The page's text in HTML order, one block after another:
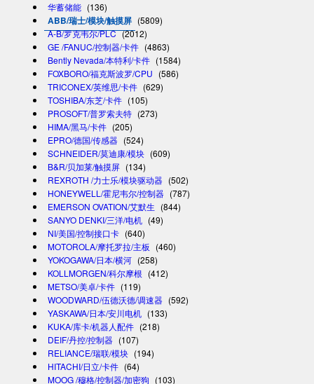
华蓄储能 (136)
ABB/瑞士/模块/触摸屏 (5809)
A-B/罗克韦尔/PLC (2012)
GE /FANUC/控制器/卡件 (4863)
Bently Nevada/本特利/卡件 (1584)
FOXBORO/福克斯波罗/CPU (586)
TRICONEX/英维思/卡件 (629)
TOSHIBA/东芝/卡件 (105)
PROSOFT/普罗索夫特 (273)
HIMA/黑马/卡件 (205)
EPRO/德国/传感器 (524)
SCHNEIDER/莫迪康/模块 (609)
B&R/贝加莱/触摸屏 (134)
REXROTH /力士乐/模块驱动器 (502)
HONEYWELL/霍尼韦尔/控制器 (787)
EMERSON OVATION/艾默生 (844)
SANYO DENKI/三洋/电机 (49)
NI/美国/控制接口卡 (640)
MOTOROLA/摩托罗拉/主板 (460)
YOKOGAWA/日本/横河 (258)
KOLLMORGEN/科尔摩根 (412)
METSO/美卓/卡件 (119)
WOODWARD/伍德沃德/调速器 (592)
YASKAWA/日本/安川电机 (133)
KUKA/库卡/机器人配件 (218)
DEIF/丹控/控制器 (107)
RELIANCE/瑞联/模块 (194)
HITACHI/日立/卡件 (64)
MOOG /穆格/控制器/加密狗 (103)